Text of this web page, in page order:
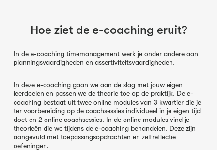
Hoe ziet de e-coaching eruit?
In de e-coaching timemanagement werk je onder andere aan
planningsvaardigheden en assertiviteitsvaardigheden.
In deze e-coaching gaan we aan de slag met jouw eigen
leerdoelen en passen we de theorie toe op de praktijk. De e-
coaching bestaat uit twee online modules van 3 kwartier die je
ter voorbereiding op de coachsessies individueel in je eigen tijd
doet en 2 online coachsessies. In de online modules vind je
theorieën die we tijdens de e-coaching behandelen. Deze zijn
aangevuld met toepassingsopdrachten en zelfreflectie
oefeningen.